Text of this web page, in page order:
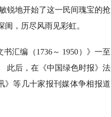
锐地开始了这一民间瑰宝的抢
，历尽风雨见彩虹。
汇编（1736～ 1950）》一至
此后，在《中国绿色时报》法
》等几十家报刊媒体争相报道